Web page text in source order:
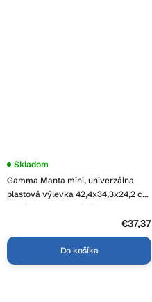
Gamma Manta mini, univerzálna
plastová výlevka 42,4x34,3x24,2 cm
+ sifón, 1-komorová, čierna, GMA-
Skladom
€37,37
Do košíka